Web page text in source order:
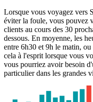
Lorsque vous voyagez vers
éviter la foule, vous pouvez
clients au cours des 30
dessous. En moyenne, les
entre 6h30 et 9h le matin,
cela à l'esprit lorsque vous
vous pourriez avoir besoin
particulier dans les grandes